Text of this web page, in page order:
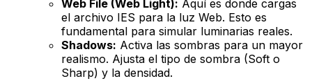
Web File (Web Light): Aquí es donde cargas
el archivo IES para la luz Web. Esto es
fundamental para simular luminarias reales.
Shadows: Activa las sombras para un mayor
realismo. Ajusta el tipo de sombra (Soft o
Sharp) y la densidad.